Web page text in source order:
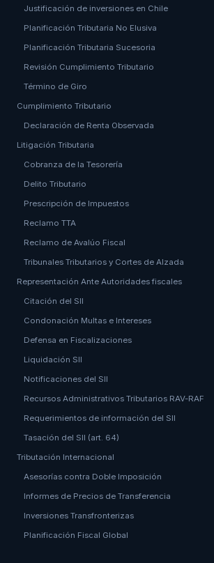
Justificación de inversiones en Chile
Planificación Tributaria No Elusiva
Planificación Tributaria Sucesoria
Revisión Cumplimiento Tributario
Término de Giro
Cumplimiento Tributario
Declaración de Renta Observada
Litigación Tributaria
Cobranza de la Tesorería
Delito Tributario
Prescripción de Impuestos
Reclamo TTA
Reclamo de Avalúo Fiscal
Tribunales Tributarios y Cortes de Alzada
Representación Ante Autoridades fiscales
Citación del SII
Condonación Multas e Intereses
Defensa en Fiscalizaciones
Liquidación SII
Notificaciones del SII
Recursos Administrativos Tributarios RAV-RAF
Requerimientos de información del SII
Tasación del SII (art. 64)
Tributación Internacional
Asesorías contra Doble Imposición
Informes de Precios de Transferencia
Inversiones Transfronterizas
Planificación Fiscal Global